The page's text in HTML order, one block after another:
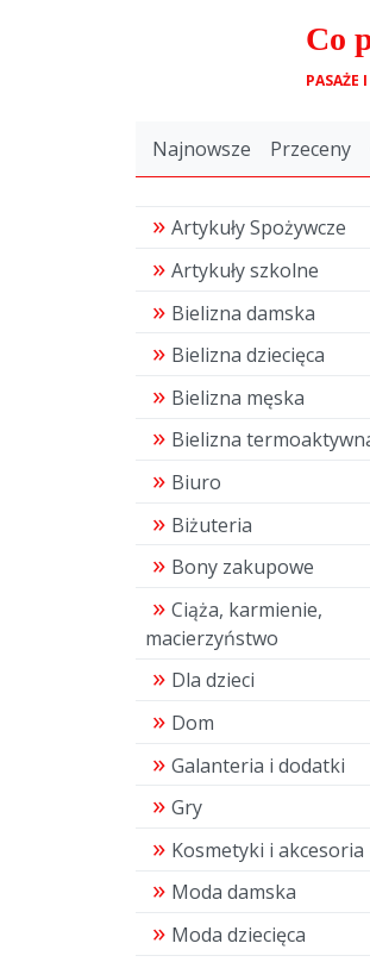
Co
PASAŻE
Najnowsze Przeceny
Artykuły Spożywcze
Artykuły szkolne
Bielizna damska
Bielizna dziecięca
Bielizna męska
Bielizna
Biuro
Biżuteria
Bony zakupowe
Ciąża, karmienie,
macierzyństwo
Dla dzieci
Dom
Galanteria i dodatki
Gry
Kosmetyki i akcesoria
Moda damska
Moda dziecięca